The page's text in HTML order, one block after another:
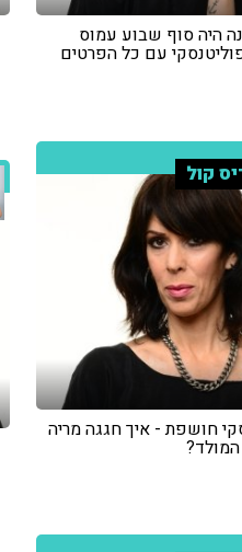
היה סוף שבוע עמוס
עם כל הפרטים
קול
חושפת - איך חגגה מריה